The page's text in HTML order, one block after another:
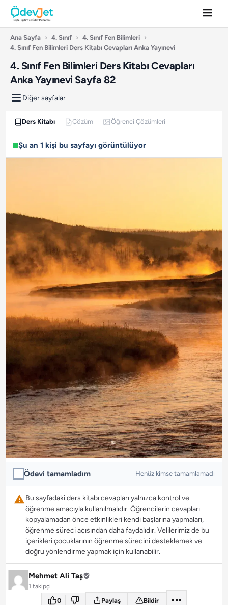
Ana Sayfa › 4. Sınıf › 4. Sınıf Fen Bilimleri ›
4. Sınıf Fen Bilimleri Ders Kitabı Cevapları Anka Yayınevi
4. Sınıf Fen Bilimleri Ders Kitabı Cevapları
Anka Yayınevi Sayfa 82
Diğer sayfalar
Ders Kitabı Çözüm Öğrenci Çözümleri
Şu an 1 kişi bu sayfayı görüntülüyor
Ödevi tamamladım Henüz kimse tamamlamadı
Bu sayfadaki ders kitabı cevapları yalnızca kontrol ve
öğrenme amacıyla kullanılmalıdır. Öğrencilerin cevapları
kopyalamadan önce etkinlikleri kendi başlarına yapmaları,
öğrenme süreci açısından daha faydalıdır. Velilerimiz de bu
içerikleri çocuklarının öğrenme sürecini desteklemek ve
doğru yönlendirme yapmak için kullanabilir.
Mehmet Ali Taş
1 takipçi
0 Paylaş Bildir